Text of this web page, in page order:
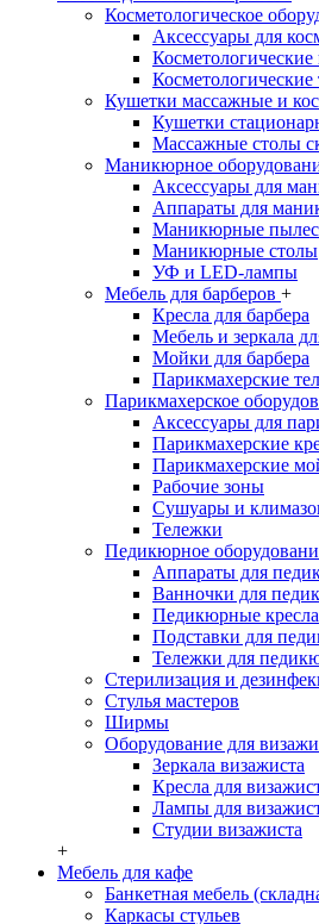
Косметологическое
Аксессуары для
Косметологические
Косметологические
Кушетки массажные и
Кушетки
Массажные столы
Маникюрное
Аксессуары для
Аппараты для
Маникюрные
Маникюрные столы
УФ и LED-лампы
Мебель для барберов +
Кресла для барбера
Мебель и зеркала
Мойки для барбера
Парикмахерские
Парикмахерское
Аксессуары для
Парикмахерские
Парикмахерские
Рабочие зоны
Сушуары и
Тележки
Педикюрное
Аппараты для
Ванночки для
Педикюрные кресла
Подставки для
Тележки для
Стерилизация и
Стулья мастеров
Ширмы
Оборудование для
Зеркала визажиста
Кресла для
Лампы для
Студии визажиста
+
Мебель для кафе
Банкетная мебель
Каркасы стульев